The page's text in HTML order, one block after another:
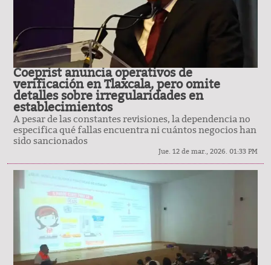
Coeprist anuncia operativos de
verificación en Tlaxcala, pero omite
detalles sobre irregularidades en
establecimientos
A pesar de las constantes revisiones, la dependencia no
especifica qué fallas encuentra ni cuántos negocios han
sido sancionados
Jue. 12 de mar., 2026. 01:33 PM